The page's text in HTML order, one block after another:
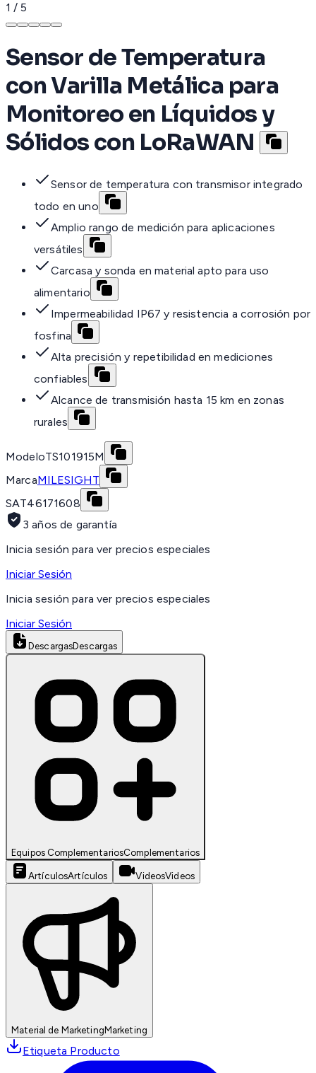
1 / 5
Sensor de Temperatura
con Varilla Metálica para
Monitoreo en Líquidos y
Sólidos con LoRaWAN
Sensor de temperatura con transmisor integrado
todo en uno
Amplio rango de medición para aplicaciones
versátiles
Carcasa y sonda en material apto para uso
alimentario
Impermeabilidad IP67 y resistencia a corrosión por
fosfina
Alta precisión y repetibilidad en mediciones
confiables
Alcance de transmisión hasta 15 km en zonas
rurales
ModeloTS101915M
MarcaMILESIGHT
SAT46171608
3 años de garantía
Inicia sesión para ver precios especiales
Iniciar Sesión
Inicia sesión para ver precios especiales
Iniciar Sesión
DescargasDescargas
Equipos ComplementariosComplementarios
ArtículosArtículos VideosVideos
Material de MarketingMarketing
Etiqueta Producto